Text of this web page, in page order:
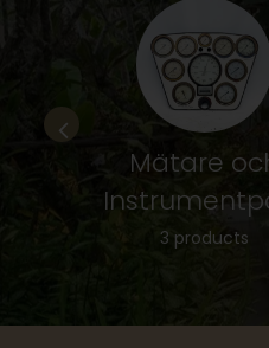
Mätare
3 products